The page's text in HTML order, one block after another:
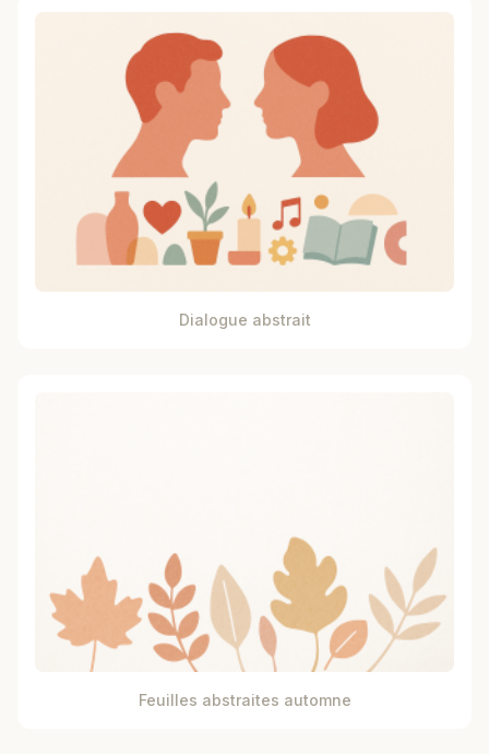
Dialogue abstrait
Feuilles abstraites automne